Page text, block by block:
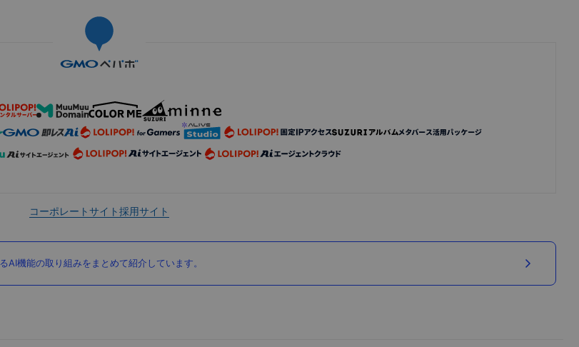
コーポレートサイト採用サイト
機能の取り組みをまとめて紹介しています。